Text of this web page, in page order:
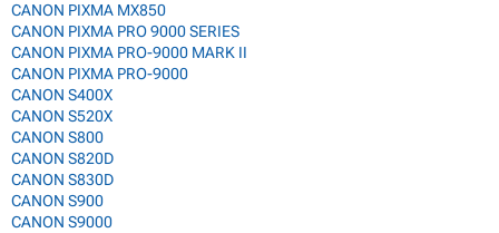
CANON PIXMA MX850
CANON PIXMA PRO 9000 SERIES
CANON PIXMA PRO-9000 MARK II
CANON PIXMA PRO-9000
CANON S400X
CANON S520X
CANON S800
CANON S820D
CANON S830D
CANON S900
CANON S9000